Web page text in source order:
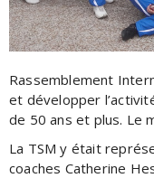
Rassemblement
et développer
de 50 ans et plus. Le
La TSM y était
coaches Catherine